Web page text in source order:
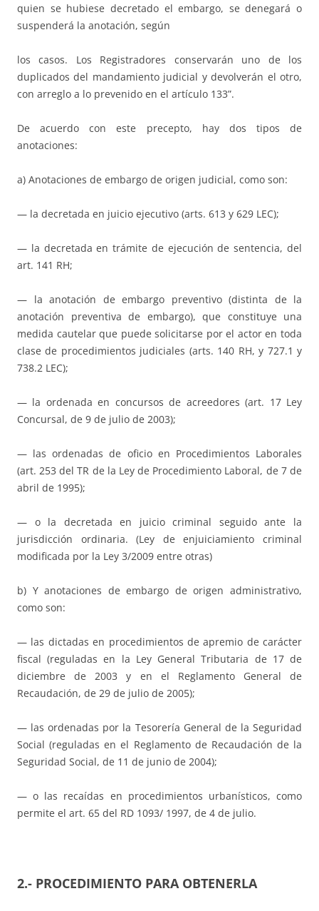
quien se hubiese decretado el embargo, se denegará o
suspenderá la anotación, según
los casos. Los Registradores conservarán uno de los
duplicados del mandamiento judicial y devolverán el otro,
con arreglo a lo prevenido en el artículo 133”.
De acuerdo con este precepto, hay dos tipos de
anotaciones:
a) Anotaciones de embargo de origen judicial, como son:
— la decretada en juicio ejecutivo (arts. 613 y 629 LEC);
— la decretada en trámite de ejecución de sentencia, del
art. 141 RH;
— la anotación de embargo preventivo (distinta de la
anotación preventiva de embargo), que constituye una
medida cautelar que puede solicitarse por el actor en toda
clase de procedimientos judiciales (arts. 140 RH, y 727.1 y
738.2 LEC);
— la ordenada en concursos de acreedores (art. 17 Ley
Concursal, de 9 de julio de 2003);
— las ordenadas de oficio en Procedimientos Laborales
(art. 253 del TR de la Ley de Procedimiento Laboral, de 7 de
abril de 1995);
— o la decretada en juicio criminal seguido ante la
jurisdicción ordinaria. (Ley de enjuiciamiento criminal
modificada por la Ley 3/2009 entre otras)
b) Y anotaciones de embargo de origen administrativo,
como son:
— las dictadas en procedimientos de apremio de carácter
fiscal (reguladas en la Ley General Tributaria de 17 de
diciembre de 2003 y en el Reglamento General de
Recaudación, de 29 de julio de 2005);
— las ordenadas por la Tesorería General de la Seguridad
Social (reguladas en el Reglamento de Recaudación de la
Seguridad Social, de 11 de junio de 2004);
— o las recaídas en procedimientos urbanísticos, como
permite el art. 65 del RD 1093/ 1997, de 4 de julio.
2.- PROCEDIMIENTO PARA OBTENERLA